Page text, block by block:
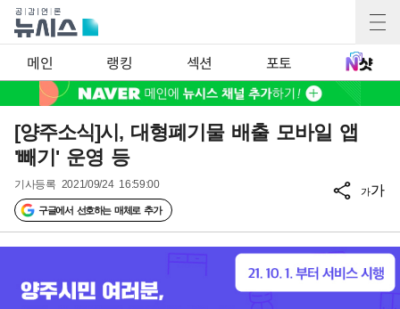
메인 랭킹 섹션 포토
[양주소식]시, 대형폐기물 배출 모바일 앱
'빼기' 운영 등
기사등록 2021/09/24 16:59:00
구글에서 선호하는 매체로 추가
가가